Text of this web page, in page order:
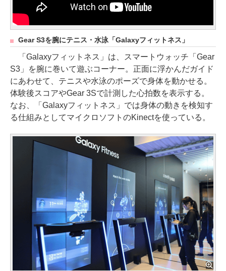
Gear S3を腕にテニス・水泳「Galaxyフィットネス」
「Galaxyフィットネス」は、スマートウォッチ「Gear
S3」を腕に巻いて遊ぶコーナー。正面に浮かんだガイド
にあわせて、テニスや水泳のポーズで身体を動かせる。
体験後スコアやGear 3Sで計測した心拍数を表示する。
なお、「Galaxyフィットネス」では身体の動きを検知す
る仕組みとしてマイクロソフトのKinectを使っている。